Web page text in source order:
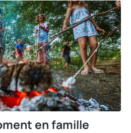
en famille